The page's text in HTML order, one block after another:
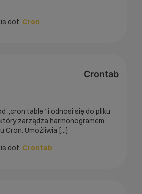
dot. Cron
Crontab
„cron table” i odnosi się do pliku
zarządza harmonogramem
Cron. Umożliwia [...]
dot. Crontab